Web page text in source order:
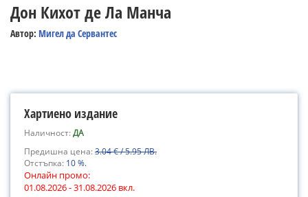
Дон Кихот де Ла Манча
Автор: Мигел да Сервантес
Хартиено издание
Наличност:ДА
Предишна цена:3.04 € / 5.95 ЛВ.
Отстъпка: 10 %.
Онлайн промо:
01.08.2026 - 31.08.2026 вкл.